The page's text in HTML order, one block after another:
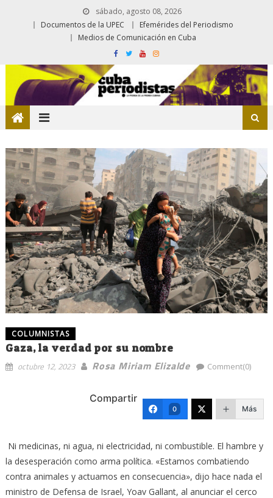
sábado, agosto 08, 2026
Documentos de la UPEC
Efemérides del Periodismo
Medios de Comunicación en Cuba
COLUMNISTAS
Gaza, la verdad por su nombre
octubre 12, 2023 Rosa Miriam Elizalde Comment(0)
Compartir
0 Más
Ni medicinas, ni agua, ni electricidad, ni combustible. El hambre y
la desesperación como arma política. «Estamos combatiendo
contra animales y actuamos en consecuencia», dijo hace nada el
ministro de Defensa de Israel, Yoav Gallant, al anunciar el cerco